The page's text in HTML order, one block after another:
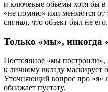
и ключевые объёмы хотя бы
«не помню» или меняются
сигнал, что объект был не его.
Только «мы», никогда
Постоянное «мы построили»,
к личному вкладу маскирует
Уточняющий вопрос про «я»
обнажает пустоту.